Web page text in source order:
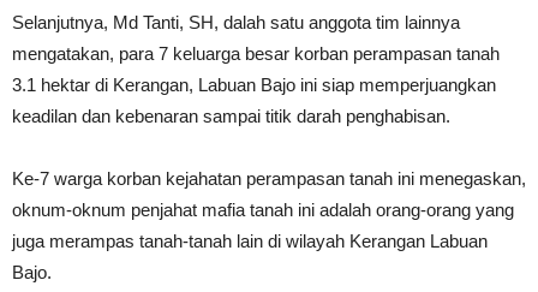
Selanjutnya, Md Tanti, SH, dalah satu anggota tim lainnya
mengatakan, para 7 keluarga besar korban perampasan tanah
3.1 hektar di Kerangan, Labuan Bajo ini siap memperjuangkan
keadilan dan kebenaran sampai titik darah penghabisan.
Ke-7 warga korban kejahatan perampasan tanah ini menegaskan,
oknum-oknum penjahat mafia tanah ini adalah orang-orang yang
juga merampas tanah-tanah lain di wilayah Kerangan Labuan
Bajo.